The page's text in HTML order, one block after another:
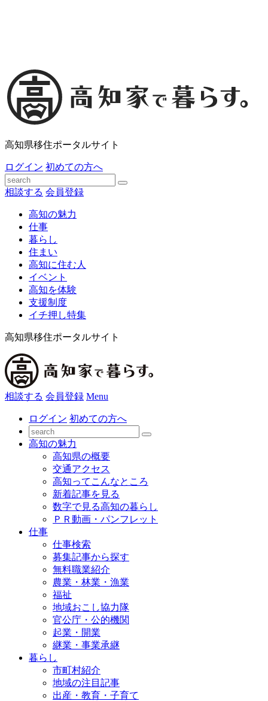
高知県移住ポータルサイト
ログイン 初めての方へ
相談する 会員登録
高知の魅力
仕事
暮らし
住まい
高知に住む人
イベント
高知を体験
支援制度
イチ押し特集
高知県移住ポータルサイト
相談する 会員登録 Menu
ログイン 初めての方へ
高知の魅力
高知県の概要
交通アクセス
高知ってこんなところ
新着記事を見る
数字で見る高知の暮らし
ＰＲ動画・パンフレット
仕事
仕事検索
募集記事から探す
無料職業紹介
農業・林業・漁業
福祉
地域おこし協力隊
官公庁・公的機関
起業・開業
継業・事業承継
暮らし
市町村紹介
地域の注目記事
出産・教育・子育て